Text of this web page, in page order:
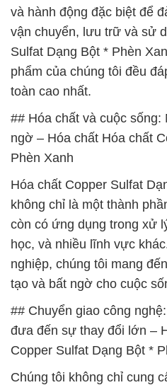
và hành động đặc biệt để
vận chuyển, lưu trữ và sử
Sulfat Dạng Bột * Phèn
phẩm của chúng tôi đều
toàn cao nhất.
## Hóa chất và cuộc
ngờ – Hóa chất Hóa chất
Phèn Xanh
Hóa chất Copper Sulfat
không chỉ là một thành
còn có ứng dụng trong xử
học, và nhiều lĩnh vực
nghiệp, chúng tôi mang
tạo và bất ngờ cho cuộc
## Chuyển giao công
đưa đến sự thay đổi lớn –
Copper Sulfat Dạng Bột *
Chúng tôi không chỉ cung